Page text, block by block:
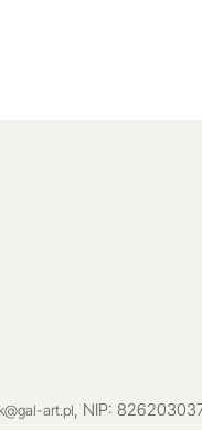
art.pl , NIP: